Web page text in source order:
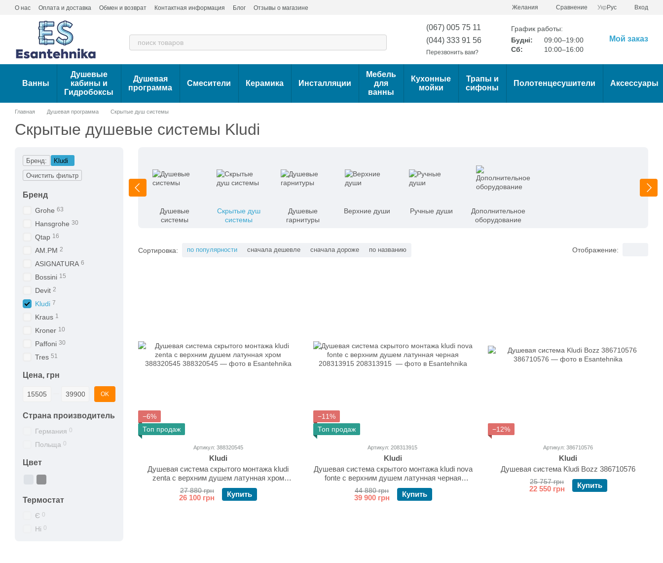
Перейти к основному контенту
О нас Оплата и доставка Обмен и возврат Контактная информация Блог Отзывы о магазине Желания Сравнение Укр Рус Вход
(067) 005 75 11
(044) 333 91 56
Перезвонить вам?
График работы:
Будні:
09:00–19:00
Сб:
10:00–16:00
Мой заказ
Ванны
Душевые
кабины и
Гидробоксы
Душевая
программа
Смесители Керамика Инсталляции
Мебель
для
ванны
Кухонные
мойки
Трапы и
сифоны
Полотенцесушители Аксессуары
Главная Душевая программа Скрытые душ системы
Скрытые душевые системы Kludi
Душевые
системы
Скрытые душ
системы
Душевые
гарнитуры
Верхние души Ручные души
Дополнительное
оборудование
Сортировка: по популярности сначала дешевле сначала дороже по названию Отображение:
−6%
Топ продаж
Артикул: 388320545
Kludi
Душевая система скрытого монтажа kludi
zenta с верхним душем латунная хром
388320545
27 880 грн
26 100 грн Купить
−11%
Топ продаж
Артикул: 208313915
Kludi
Душевая система скрытого монтажа kludi nova
fonte с верхним душем латунная черная
208313915
44 880 грн
39 900 грн Купить
−12%
Артикул: 386710576
Kludi
Душевая система Kludi Bozz 386710576
25 757 грн
22 550 грн Купить
Бренд:
Kludi
Очистить фильтр
Бренд
Grohe 63
Hansgrohe 30
Qtap 16
AM.PM 2
ASIGNATURA 6
Bossini 15
Devit 2
Kludi 7
Kraus 1
Kroner 10
Paffoni 30
Tres 51
Цена, грн
От Цена, грн
До Цена, грн OK
Страна производитель
Германия 0
Польща 0
Цвет
Термостат
Є 0
Ні 0